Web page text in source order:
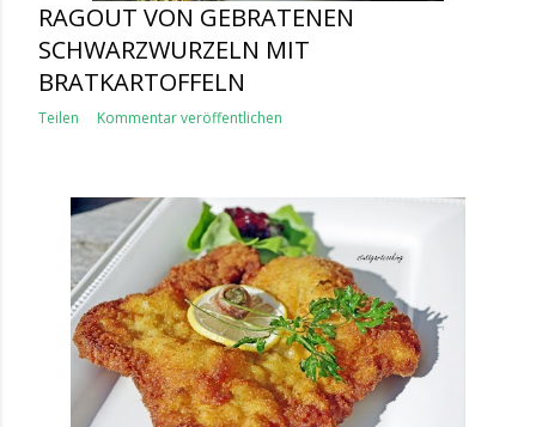
RAGOUT VON GEBRATENEN
SCHWARZWURZELN MIT
BRATKARTOFFELN
Teilen Kommentar veröffentlichen